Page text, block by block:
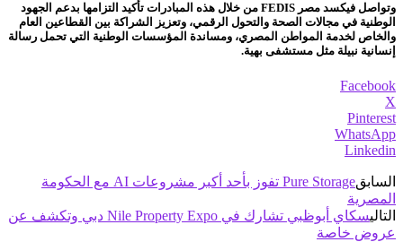
وتواصل فيكسد مصر FEDIS من خلال هذه المبادرات تأكيد التزامها بدعم الجهود
الوطنية في مجالات الصحة والتحول الرقمي، وتعزيز الشراكة بين القطاعين العام
والخاص لخدمة المواطن المصري، ومساندة المؤسسات الوطنية التي تحمل رسالة
إنسانية نبيلة مثل مستشفى بهية.
Facebook
X
Pinterest
WhatsApp
Linkedin
السابق
Pure Storage تفوز بأحد أكبر مشروعات AI مع الحكومة
المصرية
التالي
سكاي أبوظبي تشارك في Nile Property Expo دبي وتكشف عن
عروض خاصة